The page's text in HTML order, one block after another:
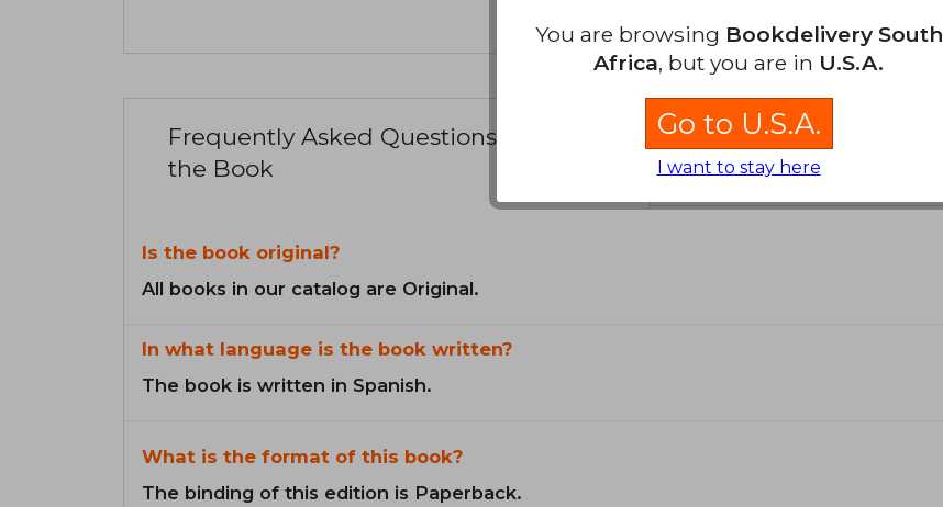
Frequently Asked Questions about
the Book
Is the book original?
All books in our catalog are Original.
In what language is the book written?
The book is written in Spanish.
What is the format of this book?
The binding of this edition is Paperback.
You are browsing Bookdelivery South
Africa, but you are in U.S.A.
Go to U.S.A.
I want to stay here